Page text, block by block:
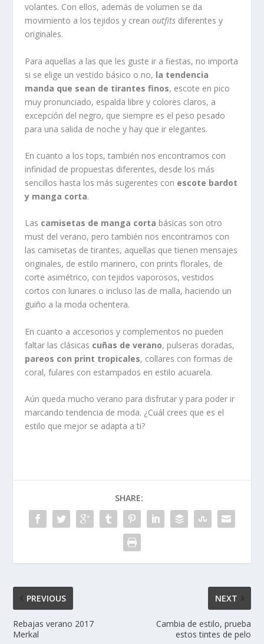
volantes. Con ellos, además de volumen se da
movimiento a los tejidos y creanoutfits diferentes y
originales.
Para aquellas a las que les guste ir a fiestas, no importa
si se elige un vestido básico o no, la tendencia
manda que sean de tirantes finos, escote en pico
muy pronunciado, espalda libre y colores claros, a
excepción del negro, que siempre es el peso pesado
para una salida de noche y hay que ir elegantes.
En cuanto a los tops, también nos encontramos con
infinidad de propuestas diferentes, desde los más
sencillos hasta los más sugerentes con escote bardot
y manga corta.
Las camisetas de manga corta básicas son otro
must del verano, pero también nos encontramos con
las camisetas de tirantes, aquellas que tienen mensajes
originales, de estilo marinero, con prints florales, de
corte asimétrico, con tejidos vaporosos, vestidos
cortos con lunares o incluso las de malla, haciendo un
guiño a la moda ochentera.
En cuanto a accesorios y complementos no pueden
faltar las clásicas cuñas de verano, pulseras doradas,
pareos con print tropicales, collares con formas de
coral, fulares con estampados en estilo acuarela.
Aún queda mucho verano para disfrutar y para poder ir
marcando tendencia de moda. ¿Cuál crees que es el
estilo que mejor se adapta a ti?
SHARE:
PREVIOUS
Rebajas verano 2017
Merkal
NEXT
Cambia de estilo, prueba
estos tintes de pelo